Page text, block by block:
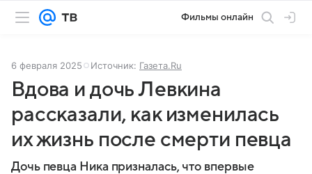
Фильмы онлайн
6 февраля 2025 Источник: Газета.Ru
Вдова и дочь Левкина
рассказали, как изменилась
их жизнь после смерти певца
Дочь певца Ника призналась, что впервые